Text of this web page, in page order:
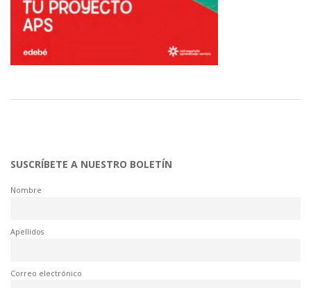
SUSCRÍBETE A NUESTRO BOLETÍN
Nombre
Apellidos
Correo electrónico